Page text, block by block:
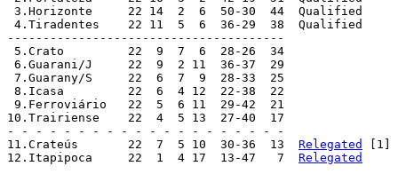
3.Horizonte	 22 14  2  6  50-30  44  Qualified
4.Tiradentes	 22 11  5  6  36-29  38  Qualified
---------------------------------------
5.Crato	 22  9  7  6  28-26  34
6.Guarani/J	 22  9  2 11  36-37  29
7.Guarany/S	 22  6  7  9  28-33  25
8.Icasa	 22  6  4 12  22-38  22
9.Ferroviário	 22  5  6 11  29-42  21
10.Trairiense	 22  4  5 13  27-40  17
- - - - - - - - - - - - - - - - - - - -
11.Crateús	 22  7  5 10  30-36  13 Relegated
[1]
12.Itapipoca	 22  1  4 17  13-47   7 Relegated